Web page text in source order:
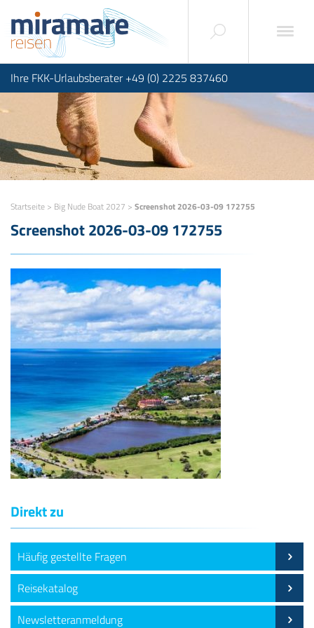
Ihre FKK-Urlaubsberater +49 (0) 2225 837460
Startseite > Big Nude Boat 2027 > Screenshot 2026-03-09 172755
Screenshot 2026-03-09 172755
Direkt zu
Häufig gestellte Fragen
Reisekatalog
Newsletteranmeldung